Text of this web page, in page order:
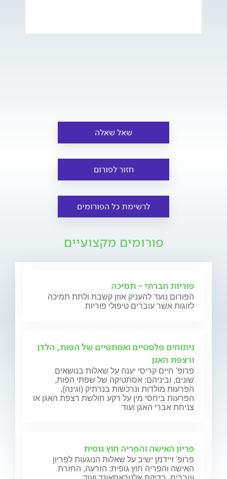
שאל שאלה
חזור לפורום
לרשימת כל הפורומים
פורומים מקצועיים
פוריות חברתי - תמיכה
הפורום נועד להעניק אוזן קשבת ולתת תמיכה
לזוגות אשר עוברים טיפולי פוריות
ניתוחים פלסטיים ואסתטיים של הפות, הלדן
ורצפת האגן
פרופ' חיים קריסי יענה על שאלות בנושאים
שונים, וביניהם: אסתטיקה של שפתי הפות,
הפרעות מולדות ונרכשות בנרתיק (וגינה),
הפרעות ביחסי מין על רקע חולשת רצפת האגן או
צניחת אברי האגן ועוד
פריון האישה והפריה חוץ גופית
פרופ' זיידמן ישיב על שאלות הנוגעות לפריון
האישה והפריה חוץ גופית: הזרעה, החזרת